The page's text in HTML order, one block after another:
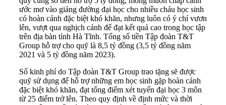
ước mơ vào giảng đường đại học cho nhiều cháu học sinh
có hoàn cảnh đặc biệt khó khăn, nhưng luôn có ý chí vươn
lên, vượt qua nghịch cảnh để đạt kết quả cao trong học tập
trên địa bàn tỉnh Hà Tĩnh. Tổng số tiền Tập đoàn T&T
Group hỗ trợ cho quỹ là 8,5 tỷ đồng (3,5 tỷ đồng năm
2021 và 5 tỷ đồng năm 2023).
Số kinh phí do Tập đoàn T&T Group trao tặng sẽ được
quỹ sử dụng để hỗ trợ những em học sinh gặp hoàn cảnh
đặc biệt khó khăn, đạt tổng điểm xét tuyển đại học 3 môn
từ 25 điểm trở lên. Theo quy định về định mức và thời